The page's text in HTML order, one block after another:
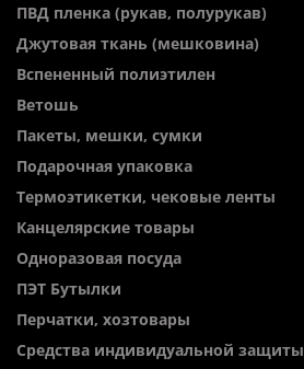
ПВД пленка (рукав, полурукав)
Джутовая ткань (мешковина)
Вспененный полиэтилен
Ветошь
Пакеты, мешки, сумки
Подарочная упаковка
Термоэтикетки, чековые ленты
Канцелярские товары
Одноразовая посуда
ПЭТ Бутылки
Перчатки, хозтовары
Средства индивидуальной защиты